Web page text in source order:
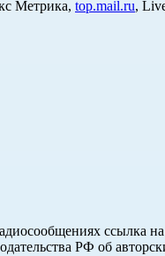
Метрика, top.mail.ru,
ссылка
РФ об